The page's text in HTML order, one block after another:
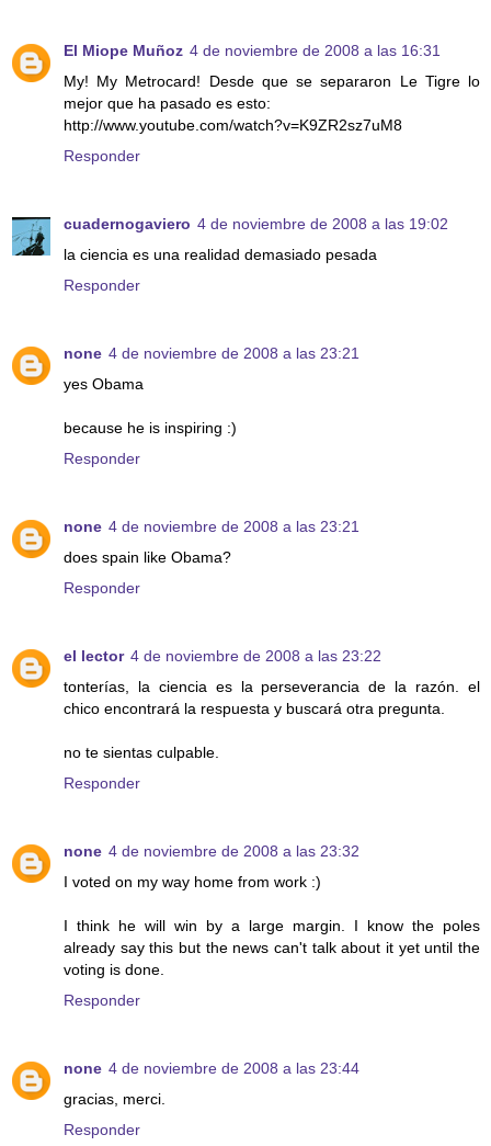
El Miope Muñoz 4 de noviembre de 2008 a las 16:31
My! My Metrocard! Desde que se separaron Le Tigre lo
mejor que ha pasado es esto:
http://www.youtube.com/watch?v=K9ZR2sz7uM8
Responder
cuadernogaviero 4 de noviembre de 2008 a las 19:02
la ciencia es una realidad demasiado pesada
Responder
none 4 de noviembre de 2008 a las 23:21
yes Obama
because he is inspiring :)
Responder
none 4 de noviembre de 2008 a las 23:21
does spain like Obama?
Responder
el lector 4 de noviembre de 2008 a las 23:22
tonterías, la ciencia es la perseverancia de la razón. el
chico encontrará la respuesta y buscará otra pregunta.
no te sientas culpable.
Responder
none 4 de noviembre de 2008 a las 23:32
I voted on my way home from work :)
I think he will win by a large margin. I know the poles
already say this but the news can't talk about it yet until the
voting is done.
Responder
none 4 de noviembre de 2008 a las 23:44
gracias, merci.
Responder